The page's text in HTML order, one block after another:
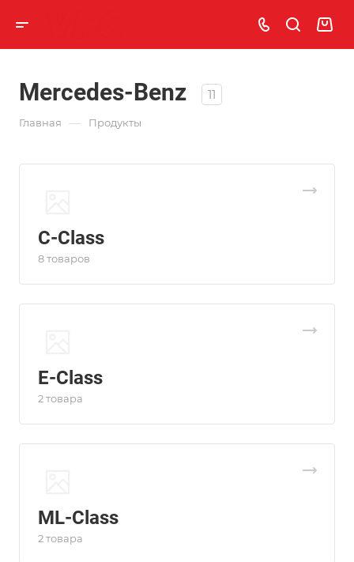
Mercedes-Benz 11
Главная — Продукты
C-Class
8 товаров
E-Class
2 товара
ML-Class
2 товара